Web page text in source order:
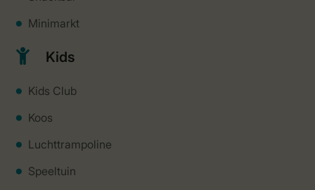
Minimarkt
Kids
Kids Club
Koos
Luchttrampoline
Speeltuin